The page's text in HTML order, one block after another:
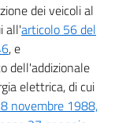
dei veicoli al
all'articolo 56 del
, e
dell'addizionale
elettrica, di cui
novembre 1988,